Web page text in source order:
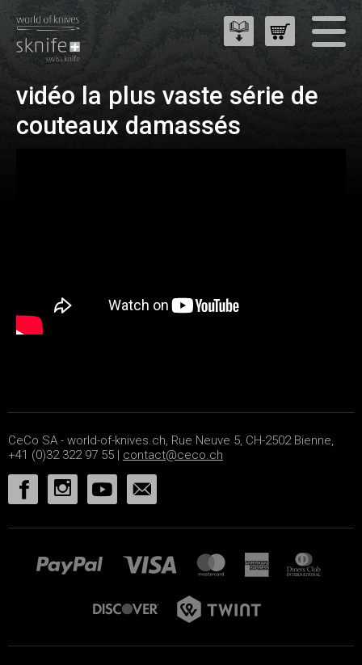
vidéo la plus vaste série de
couteaux damassés
CeCo SA - world-of-knives.ch, Rue Neuve 5, CH-2502 Bienne,
+41 (0)32 322 97 55 | contact@ceco.ch